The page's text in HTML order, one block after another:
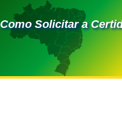
Como Solicitar a